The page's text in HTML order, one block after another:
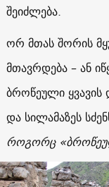
შეიძლება.
ორ მთას შორის
მთავრდება – ან
ბროწეული
და სილამაზეს
როგორც«